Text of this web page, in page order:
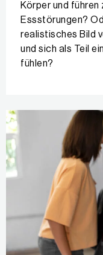
Körper und führen
Essstörungen?
realistisches Bild
und sich als Teil
fühlen?